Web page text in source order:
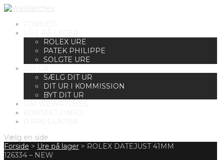
ROLEX URE
PATEK PHILIPPE
SOLGTE URE
SÆLG DIT UR
DIT UR I KOMMISSION
BYT DIT UR
Vælg en side
Forside > Ure på lager > ROLEX DATEJUST 41MM
126334 – NEW